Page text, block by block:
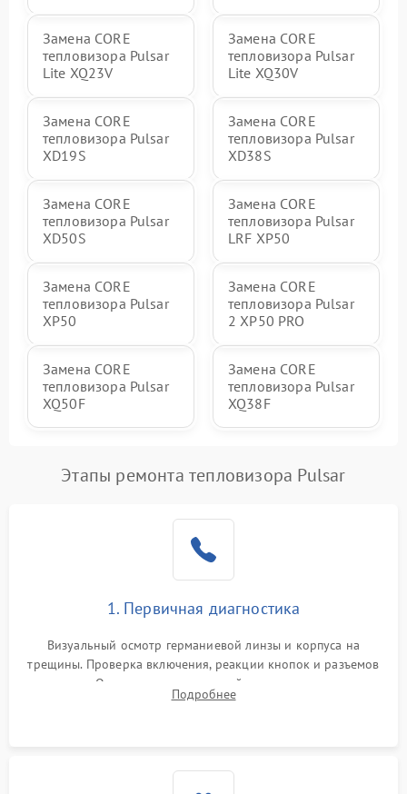
Замена CORE
тепловизора Pulsar
Lite XQ23V
Замена CORE
тепловизора Pulsar
Lite XQ30V
Замена CORE
тепловизора Pulsar
XD19S
Замена CORE
тепловизора Pulsar
XD38S
Замена CORE
тепловизора Pulsar
XD50S
Замена CORE
тепловизора Pulsar
LRF XP50
Замена CORE
тепловизора Pulsar
XP50
Замена CORE
тепловизора Pulsar
2 XP50 PRO
Замена CORE
тепловизора Pulsar
XQ50F
Замена CORE
тепловизора Pulsar
XQ38F
Этапы ремонта тепловизора Pulsar
1. Первичная диагностика
Визуальный осмотр германиевой линзы и корпуса на
трещины. Проверка включения, реакции кнопок и разъемов
зарядки. Оценка вывода тепловой сигнатуры на экран,
проверка базовых функций и считывание системных
Подробнее